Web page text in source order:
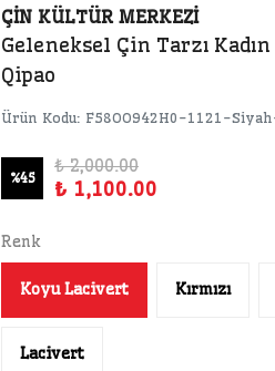
ÇİN KÜLTÜR MERKEZİ
Geleneksel Çin Tarzı
Qipao
Ürün Kodu: F58OO942H0-1121-
%45
₺ 2,000.00
₺ 1,100.00
Renk
Koyu Lacivert Kırmızı
Lacivert